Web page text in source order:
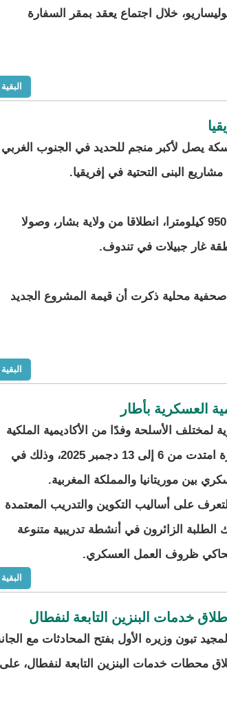
خلال اجتماع يعقد بمقر السفارة
البقية
يصل لأكبر منجم للحديد في الجنوب الغربي
البنى التحتية في إفريقيا.
يمتد المشروع على مسافة 950 كيلومترا، انطلاقا من ولاية بشار، وصولا
غار جبيلات في تندوف.
محلية ذكرت أن قيمة المشروع الجديد
البقية
العسكرية بأطار
لمختلف الأسلحة وفدًا من الأكاديمية الملكية
العسكرية بمكناس، في زيارة امتدت من 6 إلى 13 دجمبر 2025، وذلك في
بين موريتانيا والمملكة المغربية.
على أساليب التكوين والتدريب المعتمدة
الطلبة الزائرون في أنشطة تدريبية متنوعة
تحاكي ظروف العمل العسكري.
البقية
خدمات البنزين التابعة لنفطال
تبون وزيره الأول بفتح المحادثات مع
محطات خدمات البنزين التابعة لنفطال، على